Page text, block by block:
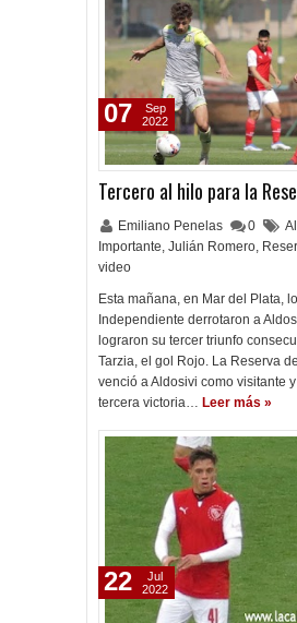
Tercero al hilo para la
Emiliano Penelas 0
Importante, Julián Romero,
video
Esta mañana, en Mar del Plata,
Independiente derrotaron a
lograron su tercer triunfo
Tarzia, el gol Rojo. La Reserva
venció a Aldosivi como visitante
tercera victoria… Leer más »
07
Sep
2022
22
Jul
2022